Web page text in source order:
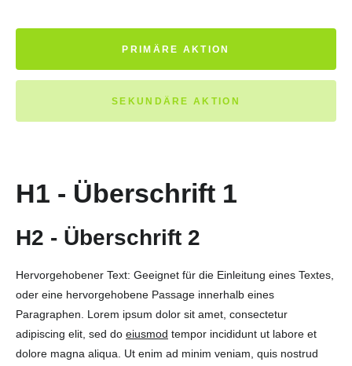
PRIMÄRE AKTION
SEKUNDÄRE AKTION
H1 - Überschrift 1
H2 - Überschrift 2
Hervorgehobener Text: Geeignet für die Einleitung eines Textes,
oder eine hervorgehobene Passage innerhalb eines
Paragraphen. Lorem ipsum dolor sit amet, consectetur
adipiscing elit, sed do eiusmod tempor incididunt ut labore et
dolore magna aliqua. Ut enim ad minim veniam, quis nostrud